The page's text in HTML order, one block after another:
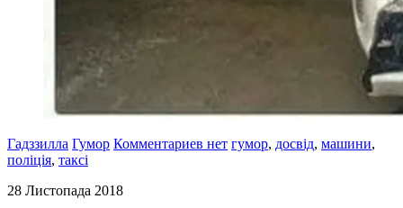
Гадззилла Гумор Комментариев нет гумор, досвід, машини,
поліція, таксі
28 Листопада 2018